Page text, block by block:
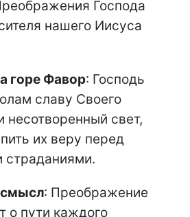
Господа
нашего Иисуса
горе Фавор: Господь
славу Своего
несотворенный свет,
их веру перед
страданиями.
: Преображение
о пути каждого